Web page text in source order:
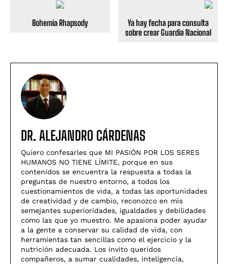
Bohemia Rhapsody
Ya hay fecha para consulta
sobre crear Guardia Nacional
DR. ALEJANDRO CÁRDENAS
Quiero confesarles que MI PASIÓN POR LOS SERES
HUMANOS NO TIENE LÍMITE, porque en sus
contenidos se encuentra la respuesta a todas la
preguntas de nuestro entorno, a todos los
cuestionamientos de vida, a todas las oportunidades
de creatividad y de cambio, reconozco en mis
semejantes superioridades, igualdades y debilidades
como las que yo muestro. Me apasiona poder ayudar
a la gente a conservar su calidad de vida, con
herramientas tan sencillas como el ejercicio y la
nutrición adecuada. Los invito queridos
compañeros, a sumar cualidades, inteligencia,